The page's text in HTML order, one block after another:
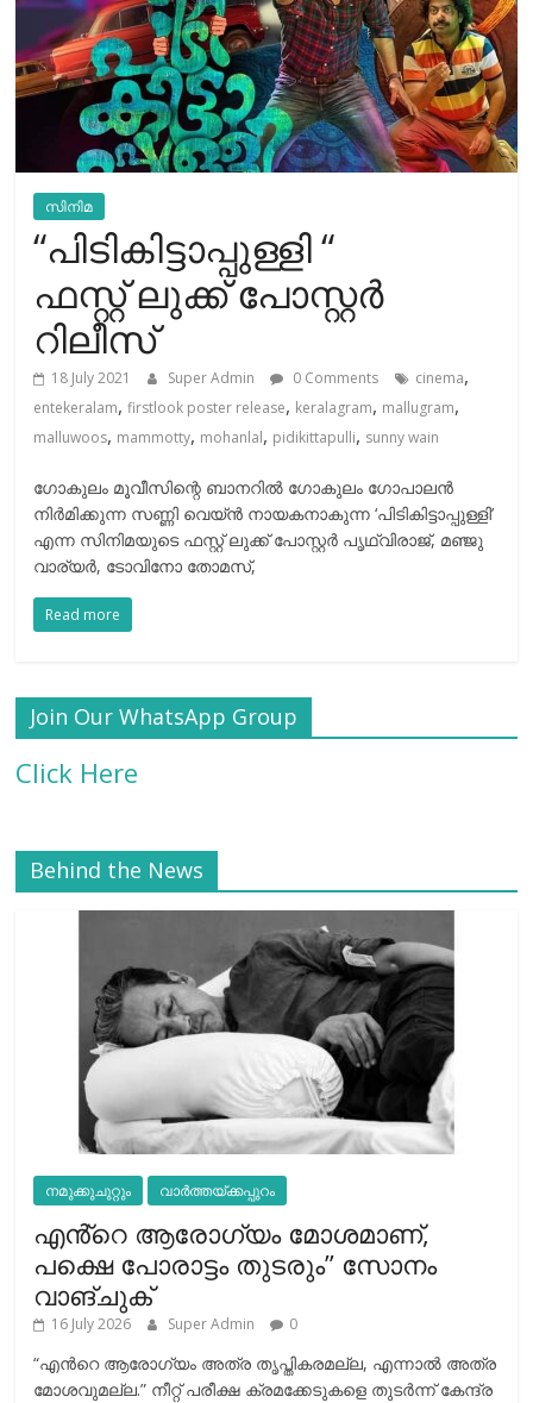
സിനിമ
“പിടികിട്ടാപ്പുള്ളി “
ഫസ്റ്റ് ലുക്ക് പോസ്റ്റർ
റിലീസ്
18 July 2021 Super Admin 0 Comments cinema,
entekeralam,firstlook poster release, keralagram, mallugram,
malluwoos, mammotty, mohanlal, pidikittapulli, sunny wain
ഗോകുലം മൂവീസിന്റെ ബാനറിൽ ഗോകുലം ഗോപാലൻ
നിർമിക്കുന്ന സണ്ണി വെയ്ൻ നായകനാകുന്ന ‘പിടികിട്ടാപ്പുള്ളി’
എന്ന സിനിമയുടെ ഫസ്റ്റ് ലുക്ക് പോസ്റ്റർ പൃഥ്വിരാജ്, മഞ്ജു
വാര്യർ, ടോവിനോ തോമസ്,
Read more
Join Our WhatsApp Group
Click Here
Behind the News
നമുക്കുചുറ്റും വാർത്തയ്ക്കപ്പുറം
എൻ്റെ ആരോഗ്യം മോശമാണ്,
പക്ഷെ പോരാട്ടം തുടരും” സോനം
വാങ്ചുക്
16 July 2026 Super Admin 0
“എന്‍റെ ആരോഗ്യം അത്ര തൃപ്തികരമല്ല, എന്നാൽ അത്ര
മോശവുമല്ല.” നീറ്റ് പരീക്ഷ ക്രമക്കേടുകളെ തുടർന്ന് കേന്ദ്ര